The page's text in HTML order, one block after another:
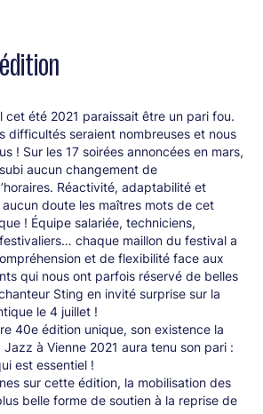
cet été 2021 paraissait être un pari fou.
difficultés seraient nombreuses et nous
! Sur les 17 soirées annoncées en mars,
aucun changement de
Réactivité, adaptabilité et
doute les maîtres mots de cet
! Équipe salariée, techniciens,
chaque maillon du festival a
et de flexibilité face aux
qui nous ont parfois réservé de belles
Sting en invité surprise sur la
le 4 juillet !
40e édition unique, son existence la
à Vienne 2021 aura tenu son pari :
est essentiel !
sur cette édition, la mobilisation des
belle forme de soutien à la reprise de